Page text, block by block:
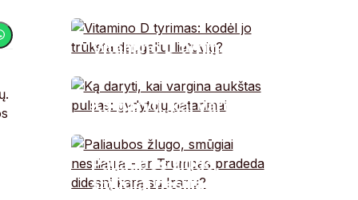
„Laukiame“
Vitamino D tyrimas:
daugeliui lietuvių?
Ką daryti, kai vargina
gydytojų patarimai
Paliaubos žlugo,
smūgiai nesiliauja – ar